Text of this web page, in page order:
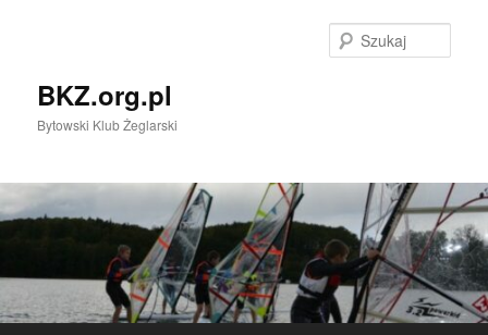
BKZ.org.pl
Bytowski Klub Żeglarski